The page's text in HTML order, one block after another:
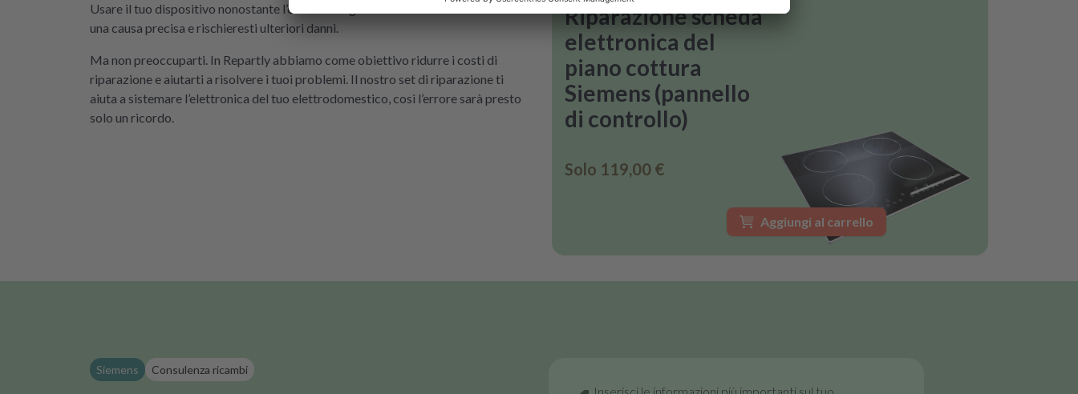
Usare il tuo dispositivo nonostante l’errore? Meglio di no! Un errore ha di solito
una causa precisa e rischieresti ulteriori danni.
Ma non preoccuparti. In Repartly abbiamo come obiettivo ridurre i costi di
riparazione e aiutarti a risolvere i tuoi problemi. Il nostro set di riparazione ti
aiuta a sistemare l’elettronica del tuo elettrodomestico, così l’errore sarà presto
solo un ricordo.
Riparazione scheda
elettronica del
piano cottura
Siemens (pannello
di controllo)
Solo 119,00 €
Aggiungi al carrello
Siemens Consulenza ricambi